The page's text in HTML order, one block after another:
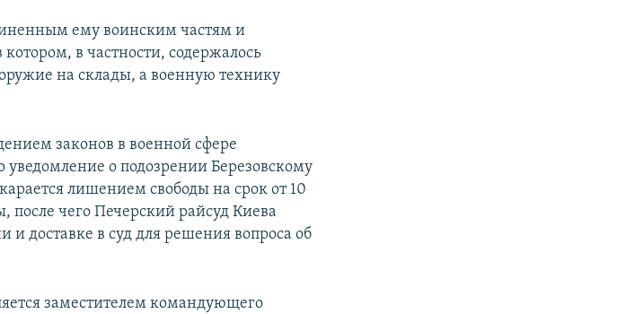
ему воинским частям и
в частности, содержалось
на склады, а военную технику
законов в военной сфере
о подозрении Березовскому
лишением свободы на срок от 10
после чего Печерский райсуд Киева
и доставке в суд для решения вопроса об
заместителем командующего